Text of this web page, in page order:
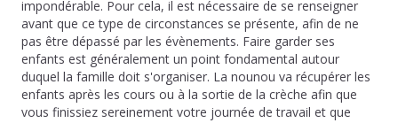
impondérable. Pour cela, il est nécessaire de se renseigner
avant que ce type de circonstances se présente, afin de ne
pas être dépassé par les évènements. Faire garder ses
enfants est généralement un point fondamental autour
duquel la famille doit s'organiser. La nounou va récupérer les
enfants après les cours ou à la sortie de la crèche afin que
vous finissiez sereinement votre journée de travail et que